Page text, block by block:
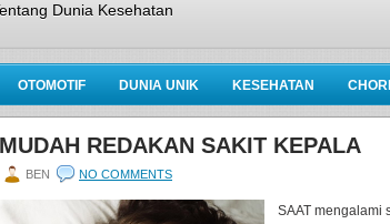
Dunia Kesehatan
OTOMOTIF DUNIA UNIK KESEHATAN
REDAKAN SAKIT KEPALA
BEN NO COMMENTS
SAAT mengalami